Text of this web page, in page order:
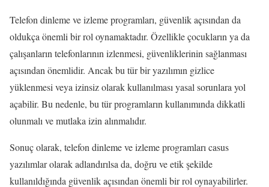
Telefon dinleme ve izleme programları, güvenlik açısından da
oldukça önemli bir rol oynamaktadır. Özellikle çocukların ya da
çalışanların telefonlarının izlenmesi, güvenliklerinin sağlanması
açısından önemlidir. Ancak bu tür bir yazılımın gizlice
yüklenmesi veya izinsiz olarak kullanılması yasal sorunlara yol
açabilir. Bu nedenle, bu tür programların kullanımında dikkatli
olunmalı ve mutlaka izin alınmalıdır.
Sonuç olarak, telefon dinleme ve izleme programları casus
yazılımlar olarak adlandırılsa da, doğru ve etik şekilde
kullanıldığında güvenlik açısından önemli bir rol oynayabilirler.